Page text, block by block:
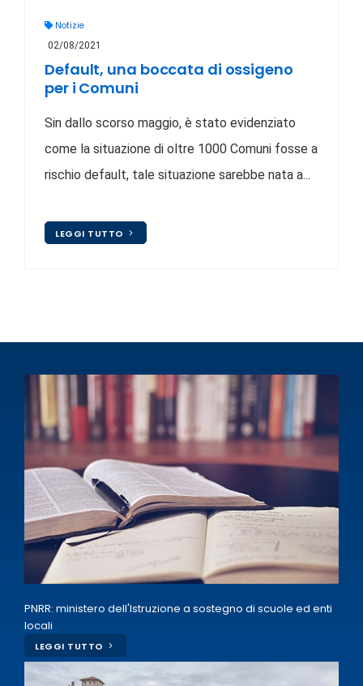
Notizie
02/08/2021
Default, una boccata di ossigeno
per i Comuni
Sin dallo scorso maggio, è stato evidenziato
come la situazione di oltre 1000 Comuni fosse a
rischio default, tale situazione sarebbe nata a...
LEGGI TUTTO
PNRR: ministero dell'Istruzione a sostegno di scuole ed enti
locali
LEGGI TUTTO